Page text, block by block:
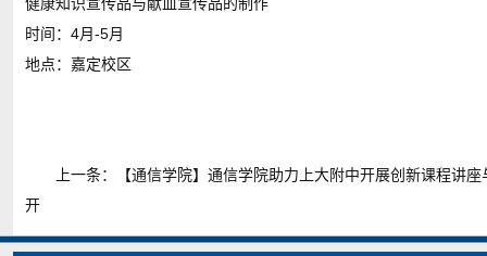
时间：4月-5月
地点：嘉定校区
上一条：
【通信学院】通信学院助力上大附中开展创新课程讲
开